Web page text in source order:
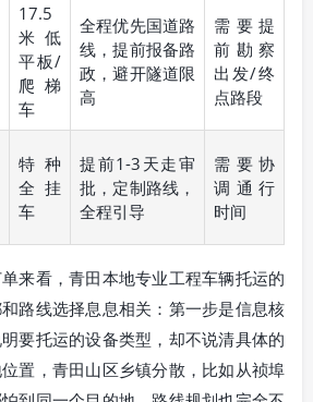
17.5
米低
平板/
爬梯
车
全程优先国道路
线，提前报备路
政，避开隧道限
高
需要提
前勘察
出发/终
点路段
特种
全挂
车
提前1-3天走审
批，定制路线，
全程引导
需要协
调通行
时间
来看，青田本地专业工程车辆托运的
路线选择息息相关：第一步是信息核
要托运的设备类型，却不说清具体的
置，青田山区乡镇分散，比如从祯埠